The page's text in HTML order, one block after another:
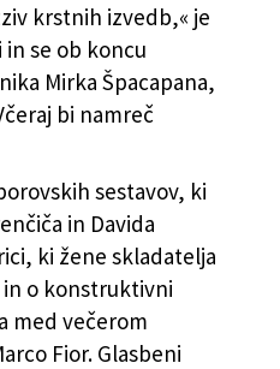
krstnih izvedb,« je
se ob koncu
Mirka Špacapana,
bi namreč
sestavov, ki
in Davida
ki žene skladatelja
in o konstruktivni
med večerom
Fior. Glasbeni